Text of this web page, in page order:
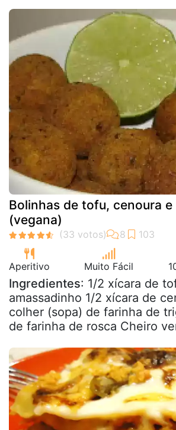
Bolinhas de tofu, cenoura
(vegana)
Aperitivo Muito Fácil
Ingredientes: 1/2 xícara de
amassadinho 1/2 xícara de
colher (sopa) de farinha de
de farinha de rosca Cheiro